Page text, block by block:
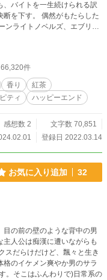
、バイトを一生続けられる訳
断を下す。 偶然がもたらした
素敵な絵はコンノ様（@ha
件
香り
紅茶
ティ ハッピーエンド
感想数 2
文字数 70,851
登録日 2022.03.14
お気に入り追加 32
の前の壁のような背中の男
人公は痴漢に遭いながらも
のイケメン爽やか男のサラ
。そこはふんわりで)日常系の